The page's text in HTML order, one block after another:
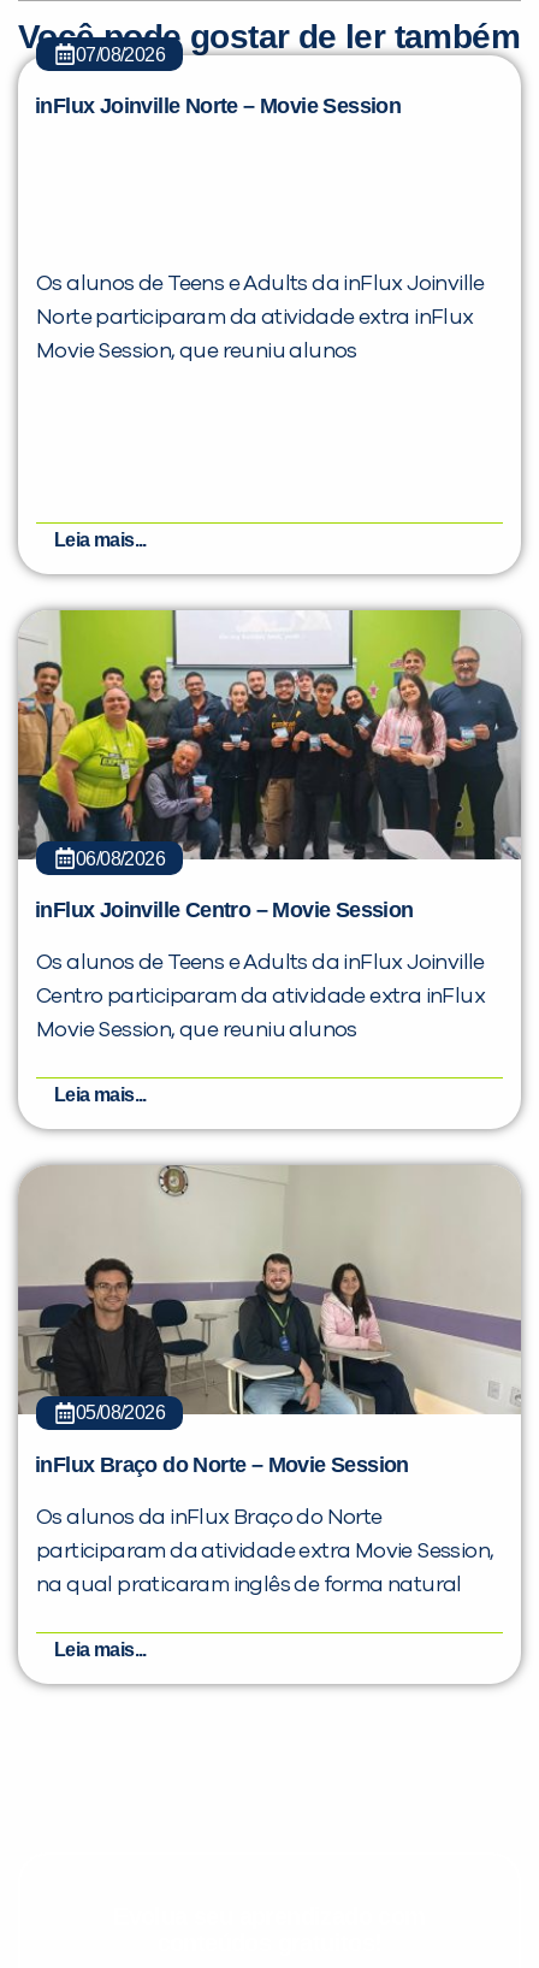
Você pode gostar de ler também
07/08/2026
inFlux Joinville Norte – Movie Session
Os alunos de Teens e Adults da inFlux Joinville
Norte participaram da atividade extra inFlux
Movie Session, que reuniu alunos
Leia mais...
06/08/2026
inFlux Joinville Centro – Movie Session
Os alunos de Teens e Adults da inFlux Joinville
Centro participaram da atividade extra inFlux
Movie Session, que reuniu alunos
Leia mais...
05/08/2026
inFlux Braço do Norte – Movie Session
Os alunos da inFlux Braço do Norte
participaram da atividade extra Movie Session,
na qual praticaram inglês de forma natural
Leia mais...